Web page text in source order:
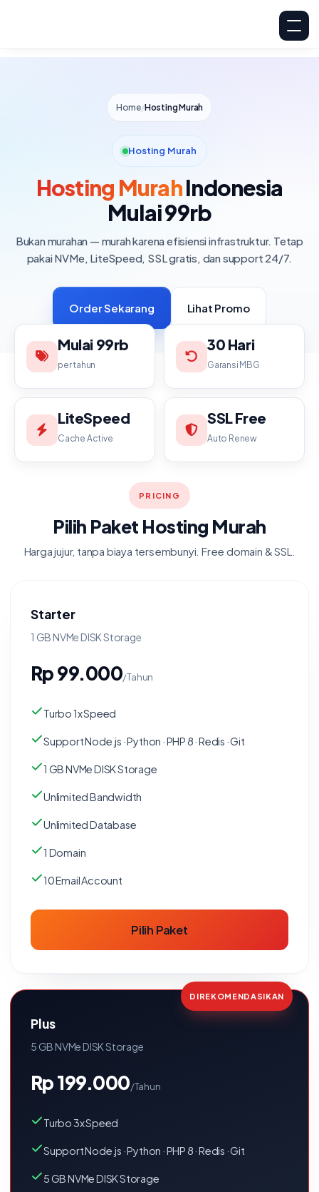
Home/Hosting Murah
Hosting Murah
Hosting MurahIndonesia
Mulai 99rb
Bukan murahan — murah karena efisiensi infrastruktur. Tetap
pakai NVMe, LiteSpeed, SSL gratis, dan support 24/7.
Order Sekarang Lihat Promo
Mulai 99rb
per tahun
30 Hari
Garansi MBG
LiteSpeed
Cache Active
SSL Free
Auto Renew
PRICING
Pilih Paket Hosting Murah
Harga jujur, tanpa biaya tersembunyi. Free domain & SSL.
Starter
1 GB NVMe DISK Storage
Rp 99.000/Tahun
Turbo 1x Speed
Support Node.js · Python · PHP 8 · Redis · Git
1 GB NVMe DISK Storage
Unlimited Bandwidth
Unlimited Database
1 Domain
10 Email Account
Pilih Paket
DIREKOMENDASIKAN
Plus
5 GB NVMe DISK Storage
Rp 199.000/Tahun
Turbo 3x Speed
Support Node.js · Python · PHP 8 · Redis · Git
5 GB NVMe DISK Storage